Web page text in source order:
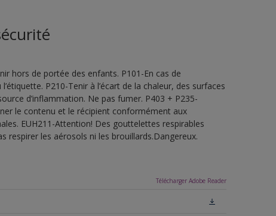
hors de portée des enfants. P101-En cas de
P210-Tenir à l’écart de la chaleur, des surfaces
d’inflammation. Ne pas fumer. P403 + P235-
le contenu et le récipient conformément aux
EUH211-Attention! Des gouttelettes respirables
respirer les aérosols ni les brouillards.Dangereux.
Télécharger Adobe Reader